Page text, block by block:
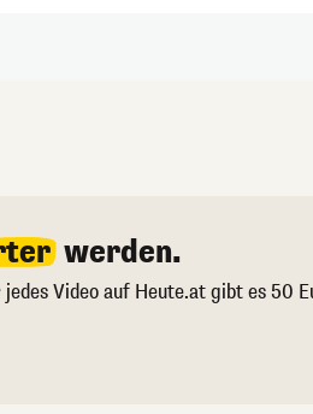
werden.
Video auf Heute.at gibt es 50